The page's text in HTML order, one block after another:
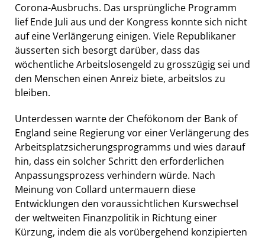
Corona-Ausbruchs. Das ursprüngliche Programm
lief Ende Juli aus und der Kongress konnte sich nicht
auf eine Verlängerung einigen. Viele Republikaner
äusserten sich besorgt darüber, dass das
wöchentliche Arbeitslosengeld zu grosszügig sei und
den Menschen einen Anreiz biete, arbeitslos zu
bleiben.
Unterdessen warnte der Chefökonom der Bank of
England seine Regierung vor einer Verlängerung des
Arbeitsplatzsicherungsprogramms und wies darauf
hin, dass ein solcher Schritt den erforderlichen
Anpassungsprozess verhindern würde. Nach
Meinung von Collard untermauern diese
Entwicklungen den voraussichtlichen Kurswechsel
der weltweiten Finanzpolitik in Richtung einer
Kürzung, indem die als vorübergehend konzipierten